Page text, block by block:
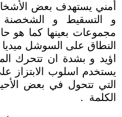
أمني يستهدف بعض
و التسقيط و
مجموعات بعينها كما هو
النطاق على السوشل ميديا
اؤيد و بشدة ان تتحرك
يستخدم اسلوب الابتزاز
التي تتحول في بعض
الكلمة .